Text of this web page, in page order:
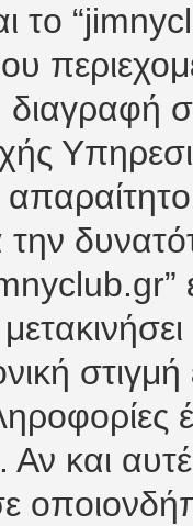
το
διαγραφή
την
στιγμή
και